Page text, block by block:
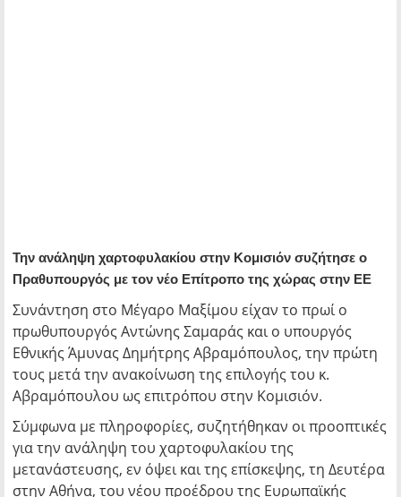
Την ανάληψη χαρτοφυλακίου στην Κομισιόν συζήτησε ο
Πραθυπουργός με τον νέο Επίτροπο της χώρας στην ΕΕ
Συνάντηση στο Μέγαρο Μαξίμου είχαν το πρωί ο
πρωθυπουργός Αντώνης Σαμαράς και ο υπουργός
Εθνικής Άμυνας Δημήτρης Αβραμόπουλος, την πρώτη
τους μετά την ανακοίνωση της επιλογής του κ.
Αβραμόπουλου ως επιτρόπου στην Κομισιόν.
Σύμφωνα με πληροφορίες, συζητήθηκαν οι προοπτικές
για την ανάληψη του χαρτοφυλακίου της
μετανάστευσης, εν όψει και της επίσκεψης, τη Δευτέρα
στην Αθήνα, του νέου προέδρου της Ευρωπαϊκής